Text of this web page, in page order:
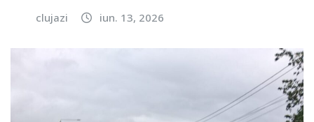
clujazi iun. 13, 2026